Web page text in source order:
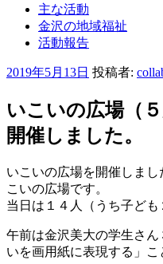
主な活動
金沢の地域福祉
活動報告
投
日:
2019年5月13日 投稿者:
いこいの広場（
開催しました。
いこいの広場を開催しま
こいの広場です。
当日は１４人（うち子ども
午前は金沢美大の学生さ
いを画用紙に表現する」こ